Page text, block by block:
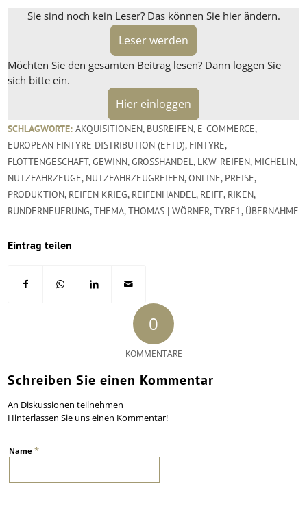
Sie sind noch kein Leser? Das können Sie hier ändern.
Leser werden
Möchten Sie den gesamten Beitrag lesen? Dann loggen Sie
sich bitte ein.
Hier einloggen
SCHLAGWORTE: AKQUISITIONEN, BUSREIFEN, E-COMMERCE,
EUROPEAN FINTYRE DISTRIBUTION (EFTD), FINTYRE,
FLOTTENGESCHÄFT,GEWINN,GROSSHANDEL , LKW-REIFEN, MICHELIN,
NUTZFAHRZEUGE, NUTZFAHRZEUGREIFEN,ONLINE, PREISE,
PRODUKTION, REIFEN KRIEG, REIFENHANDEL, REIFF, RIKEN,
RUNDERNEUERUNG,THEMA,THOMAS | WÖRNER,TYRE1, ÜBERNAHME
Eintrag teilen
0
KOMMENTARE
Schreiben Sie einen Kommentar
An Diskussionen teilnehmen
Hinterlassen Sie uns einen Kommentar!
Name*